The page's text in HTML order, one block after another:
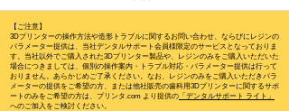
【ご注意】
3Dプリンターの操作方法や造形トラブルに関するお問い合わせ、ならびにレジンの
パラメーター提供は、当社デンタルサポート会員様限定のサービスとなっておりま
す。当社以外でご購入された3Dプリンター製品や、レジンのみをご購入いただいた
場合につきましては、個別の操作案内・トラブル対応・パラメーター提供は行って
おりません。 あらかじめご了承ください。なお、レジンのみをご購入いただきパラ
メーターの提供をご希望の方、または他社販売の歯科用3Dプリンターに関するサポ
ートのみをご希望の方は、プリンタ.com より提供の 「デンタルサポート ライト」
へのご加入をご検討ください。